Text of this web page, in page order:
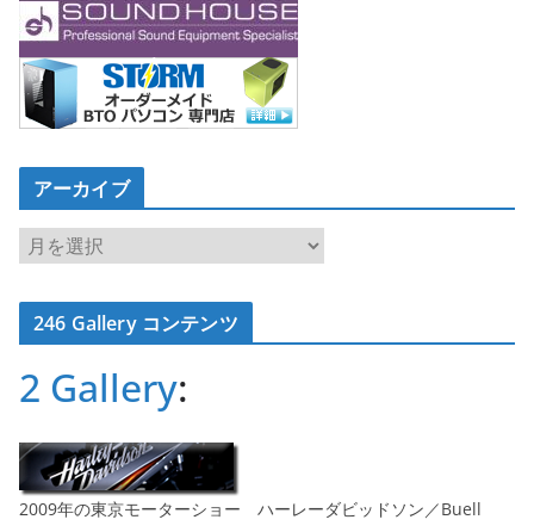
アーカイブ
ア
ー
カ
イ246 Gallery コンテンツ
2 Gallery:
2009年の東京モーターショー ハーレーダビッドソン／Buell